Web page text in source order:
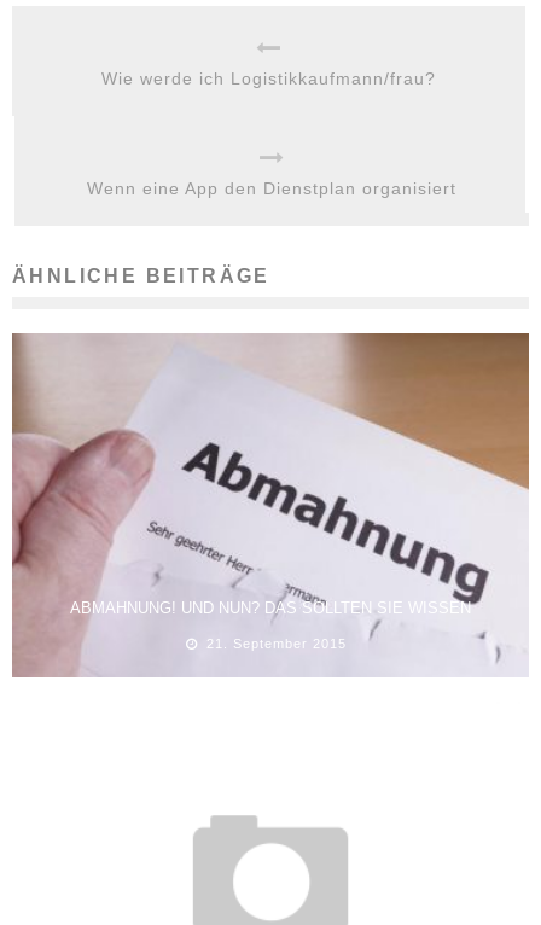
Wie werde ich Logistikkaufmann/frau?
Wenn eine App den Dienstplan organisiert
ÄHNLICHE BEITRÄGE
ABMAHNUNG! UND NUN? DAS SOLLTEN SIE WISSEN
21. September 2015